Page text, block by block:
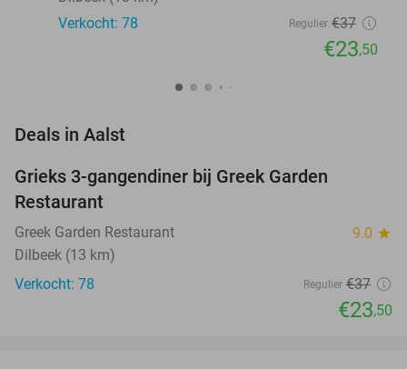
Verkocht: 78
Regulier €37
€23,50
Deals in Aalst
Grieks 3-gangendiner bij Greek Garden
Restaurant
Greek Garden Restaurant 9.0 star
Dilbeek (13 km)
Verkocht: 78
Regulier €37
€23,50